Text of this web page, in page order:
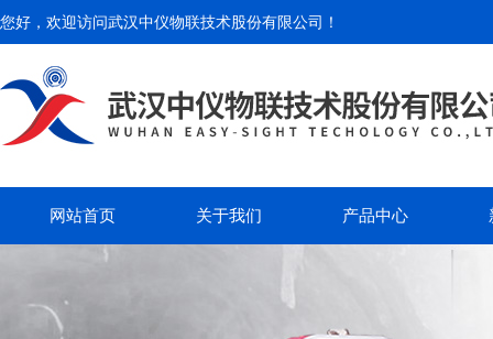
您好，欢迎访问武汉中仪物联技术股份有限公司 ！
网站首页 关于我们 产品中心